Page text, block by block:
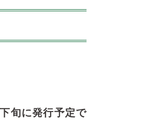
旬に発行予定で